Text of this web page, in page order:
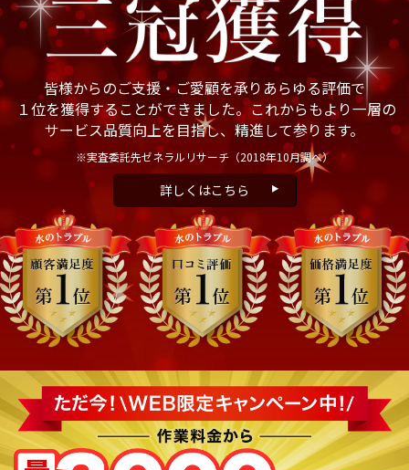
皆様からのご支援・ご愛顧を承りあらゆる評価で
１位を獲得することができました。これからもより一層の
サービス品質向上を目指し、精進して参ります。
※実査委託先ゼネラルリサーチ （2018年10月調べ）
詳しくはこちら